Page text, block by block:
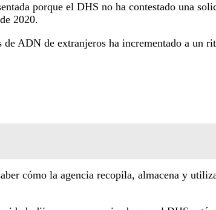
porque el DHS no ha contestado una
2020.
ADN de extranjeros ha incrementado a un
cómo la agencia recopila, almacena y